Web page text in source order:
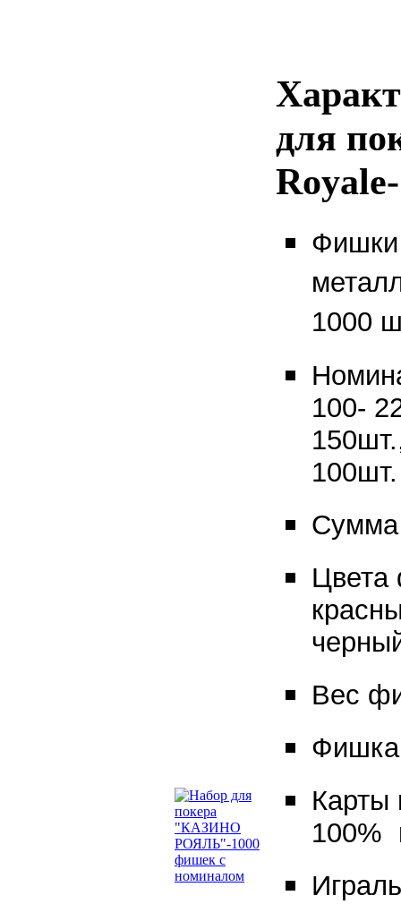
для
Фишки
1000
100-
100шт.
Сумма
Цвета
Вес
Фишка
Карты
100%